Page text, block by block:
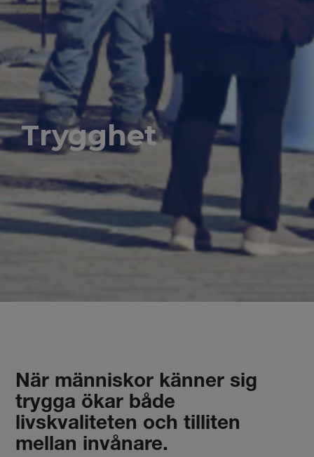
Trygghet
När människor känner sig
trygga ökar både
livskvaliteten och tilliten
mellan invånare.